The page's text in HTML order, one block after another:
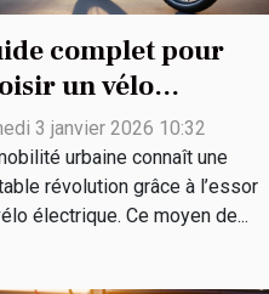
complet pour
un vélo
adapté à vos
3 janvier 2026 10:32
urbaine connaît une
révolution grâce à l’essor
électrique. Ce moyen de...